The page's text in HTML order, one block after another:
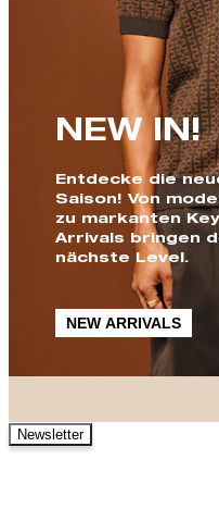
NEW IN!
Entdecke die
Saison! Von
zu markanten
Arrivals bringen
nächste Level.
NEW ARRIVALS
Newsletter